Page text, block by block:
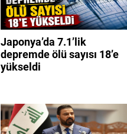
Japonya’da 7.1’lik
depremde ölü sayısı 18’e
yükseldi